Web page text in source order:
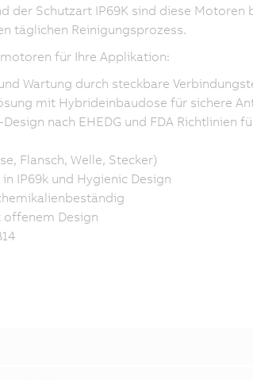
der Schutzart IP69K sind diese Motoren
täglichen Reinigungsprozess.
für Ihre Applikation:
Wartung durch steckbare
mit Hybrideinbaudose für sichere
nach EHEDG und FDA Richtlinien
Flansch, Welle, Stecker)
IP69k und Hygienic Design
offenem Design